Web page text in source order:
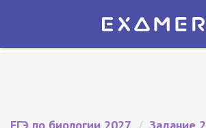
Экзамер — ЕГЭ 2027